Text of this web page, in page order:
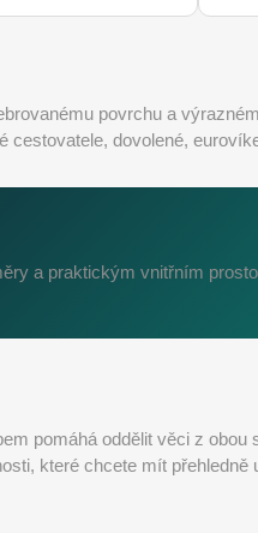
povrchu a
dovolené,
a praktickým vnitřním
pomáhá oddělit věci z
které chcete mít přehledně